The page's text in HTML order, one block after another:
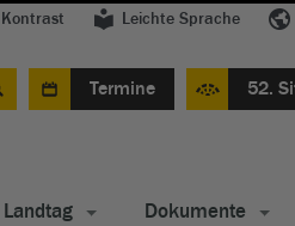
Kontrast Leichte Sprache
Termine 52.
Landtag Dokumente